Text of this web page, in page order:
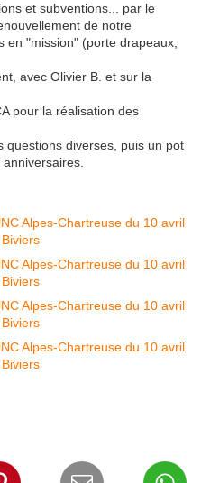
et subventions... par le
de notre
en "mission" (porte drapeaux,
avec Olivier B. et sur la
pour la réalisation des
questions diverses, puis un pot